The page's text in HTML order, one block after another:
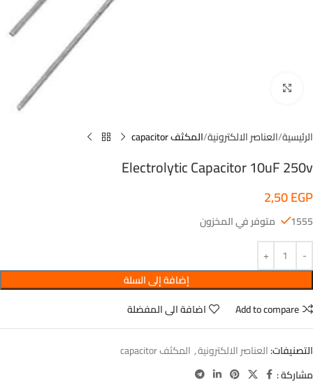
الرئيسية العناصر الالكترونية المكثف capacitor
Electrolytic Capacitor 10uF 250v
2,50EGP
1555 متوفر في المخزون
إضافة إلى السلة
Add to compare
اضافة الى المفضلة
التصنيفات:العناصر الالكترونية, المكثف capacitor
مشاركة :